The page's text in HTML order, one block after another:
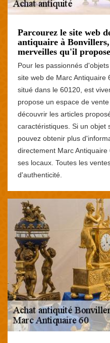
Parcourez le site web
antiquaire à
merveilles qu'il
Pour les passionnés
site web de Marc Antiquaire
situé dans le 60120, est
propose un espace de
découvrir les articles
caractéristiques. Si un objet
pouvez obtenir plus
directement Marc
ses locaux. Toutes les
d'authenticité.